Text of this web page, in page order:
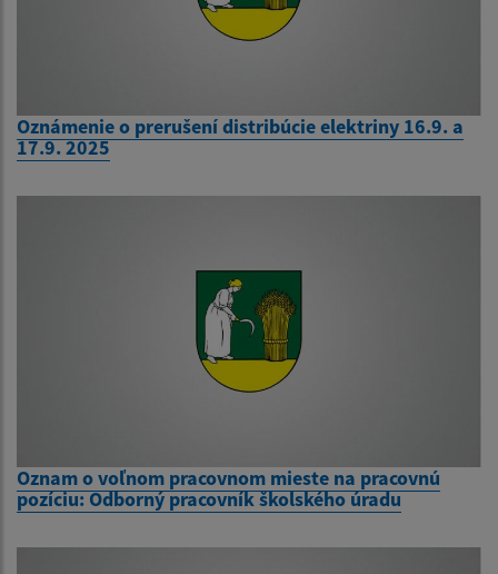
Oznámenie o prerušení distribúcie elektriny 16.9. a
17.9. 2025
Oznam o voľnom pracovnom mieste na pracovnú
pozíciu: Odborný pracovník školského úradu